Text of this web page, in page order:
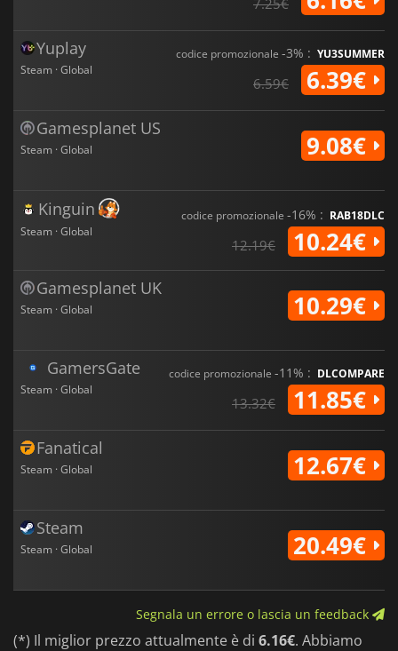
Yuplay
Steam · Global
codice promozionale -3% : YU3SUMMER
6.59€ 6.39€
Gamesplanet US
Steam · Global 9.08€
Kinguin
Steam · Global
codice promozionale -16% : RAB18DLC
12.19€ 10.24€
Gamesplanet UK
Steam · Global 10.29€
GamersGate
Steam · Global
codice promozionale -11% : DLCOMPARE
13.32€ 11.85€
Fanatical
Steam · Global 12.67€
Steam
Steam · Global 20.49€
Segnala un errore o lascia un feedback
(*) Il miglior prezzo attualmente è di 6.16€. Abbiamo